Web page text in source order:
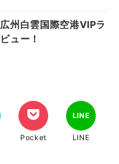
州白雲国際空港VIPラ
ュー！
Pocket
LINE
LINE